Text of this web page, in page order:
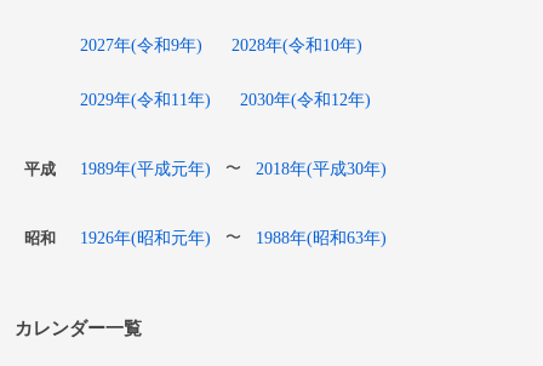
2027年(令和9年) 2028年(令和10年)
2029年(令和11年) 2030年(令和12年)
平成 1989年(平成元年) 〜 2018年(平成30年)
昭和 1926年(昭和元年) 〜 1988年(昭和63年)
カレンダー一覧